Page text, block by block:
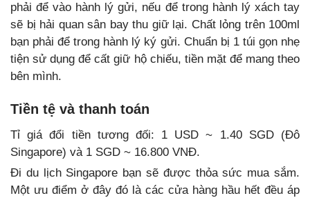
phải để vào hành lý gửi, nếu để trong hành lý xách tay
sẽ bị hải quan sân bay thu giữ lại. Chất lỏng trên 100ml
bạn phải để trong hành lý ký gửi. Chuẩn bị 1 túi gọn nhẹ
tiện sử dụng để cất giữ hộ chiếu, tiền mặt để mang theo
bên mình.
Tiền tệ và thanh toán
Tỉ giá đổi tiền tương đối: 1 USD ~ 1.40 SGD (Đô
Singapore) và 1 SGD ~ 16.800 VNĐ.
Đi du lịch Singapore bạn sẽ được thỏa sức mua sắm.
Một ưu điểm ở đây đó là các cửa hàng hầu hết đều áp